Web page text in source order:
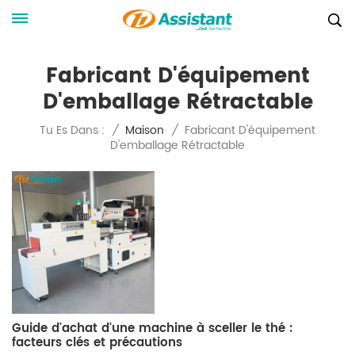
Fabricant D'équipement
D'emballage Rétractable
Tu Es Dans : / Maison / Fabricant D'équipement
D'emballage Rétractable
Guide d'achat d'une machine à sceller le thé :
facteurs clés et précautions